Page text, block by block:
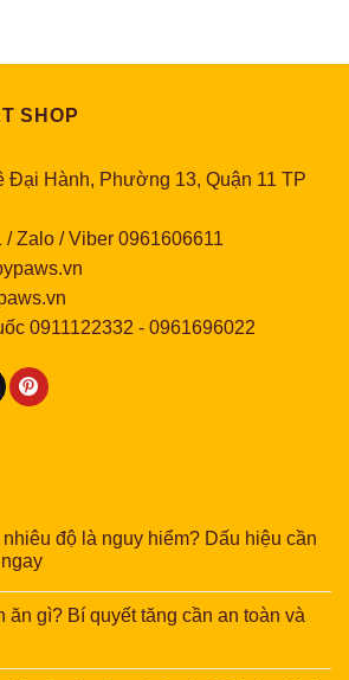
SHOP
Đại Hành, Phường 13, Quận 11 TP
/ Zalo / Viber 0961606611
0911122332 - 0961696022
độ là nguy hiểm? Dấu hiệu cần
ăn gì? Bí quyết tăng cần an toàn và